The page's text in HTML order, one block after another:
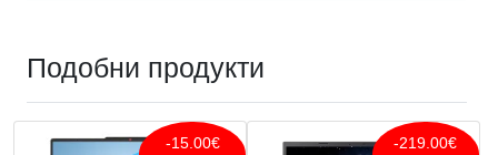
Подобни продукти
-15.00€ -219.00€